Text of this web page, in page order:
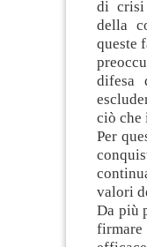
di crisi
della
queste
difesa
ciò che
Per
valori
Da più